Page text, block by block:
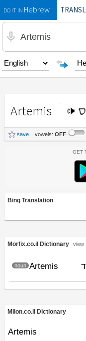
DO IT INHebrew
Artemis
save vowels: OFF
Get
Bing Translation
Morfix.co.il Dictionary view
Artemis
noun
Milon.co.il Dictionary
Artemis